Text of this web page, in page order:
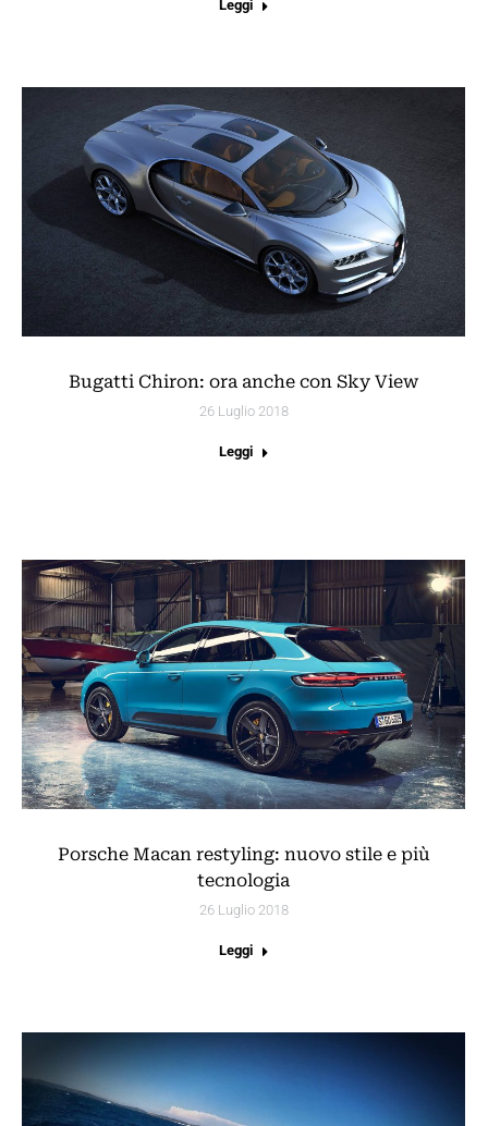
Leggi
Bugatti Chiron: ora anche con Sky View
26 Luglio 2018
Leggi
Porsche Macan restyling: nuovo stile e più
tecnologia
26 Luglio 2018
Leggi